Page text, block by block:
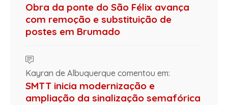
Obra da ponte do São Félix avança
com remoção e substituição de
postes em Brumado
Kayran de Albuquerque comentou em:
SMTT inicia modernização e
ampliação da sinalização semafórica